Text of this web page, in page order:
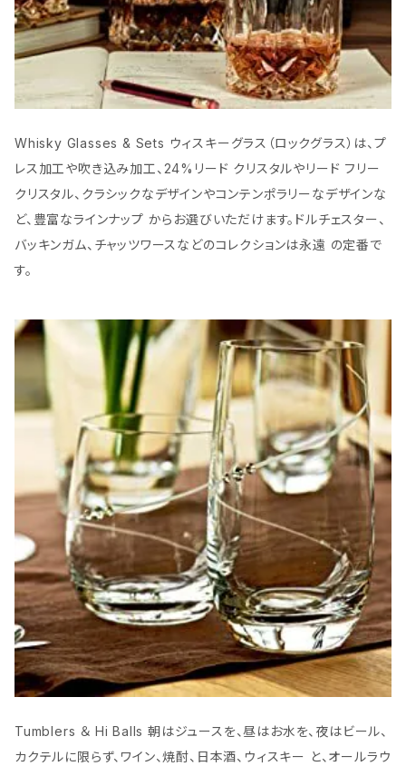
Whisky Glasses & Sets ウィスキーグラス（ロックグラス）は、プ
レス加工や吹き込み加工、24%リード クリスタルやリード フリー
クリスタル、クラシックなデザインやコンテンポラリーなデザインな
ど、豊富なラインナップ からお選びいただけます。ドルチェスター、
バッキンガム、チャッツワースなどのコレクションは永遠 の定番で
す。
Tumblers ＆ Hi Balls 朝はジュースを、昼はお水を、夜はビール、
カクテルに限らず、ワイン、焼酎、日本酒、ウィスキー と、オールラウ